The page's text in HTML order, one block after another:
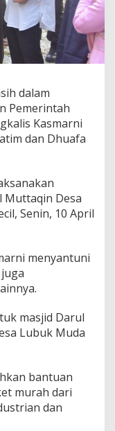
dalam
Pemerintah
Kasmarni
dan Dhuafa
Muttaqin Desa
Senin, 10 April
menyantuni
masjid Darul
Lubuk Muda
bantuan
murah dari
dan